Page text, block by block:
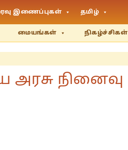
இணைப்புகள் தமிழ்
மையங்கள் நிகழ்ச்சிகள்
நினைவு